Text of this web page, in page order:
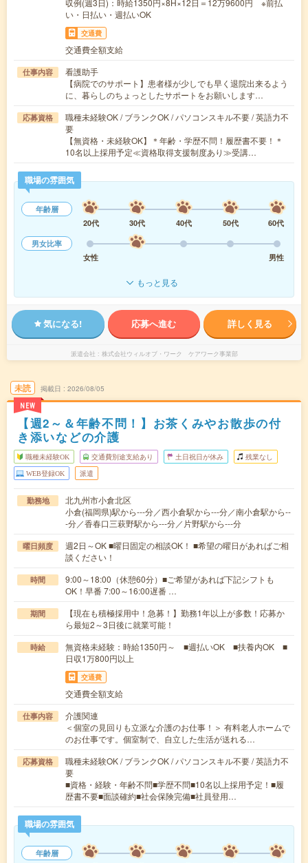
収例(週3日)：時給1350円×8H×12日＝12万9600円 ※前払
い・日払い・週払いOK
交通費
交通費全額支給
仕事内容
看護助手
【病院でのサポート】患者様が少しでも早く退院出来るよう
に、暮らしのちょっとしたサポートをお願いします…
応募資格
職種未経験OK / ブランクOK / パソコンスキル不要 / 英語力不
要
【無資格・未経験OK】＊年齢・学歴不問！履歴書不要！＊
10名以上採用予定≪資格取得支援制度あり≫受講…
職場の雰囲気
年齢層
20代
30代 40代 50代
60代
男女比率
女性
男性
もっと見る
気になる! 応募へ進む 詳しく見る
派遣会社 株式会社ウィルオブ・ワーク ケアワーク事業部
未読
NEW
掲載日 2026/08/05
【週2～＆年齢不問！】お茶くみやお散歩の付
き添いなどの介護
職種未経験OK 交通費別途支給あり 土日祝日が休み 残業なし
WEB登録OK 派遣
勤務地
北九州市小倉北区
小倉(福岡県)駅から---分／西小倉駅から---分／南小倉駅から--
-分／香春口三萩野駅から---分／片野駅から---分
曜日頻度
週2日～OK ■曜日固定の相談OK！ ■希望の曜日があればご相
談ください！
時間
9:00～18:00（休憩60分）■ご希望があれば下記シフトも
OK！早番 7:00～16:00遅番 …
期間
【現在も積極採用中！急募！】勤務1年以上が多数！応募か
ら最短2～3日後に就業可能！
時給
無資格未経験：時給1350円～ ■週払いOK ■扶養内OK ■
日収1万800円以上
交通費
交通費全額支給
仕事内容
介護関連
＜個室の見回りも立派な介護のお仕事！＞ 有料老人ホームで
のお仕事です。個室制で、自立した生活が送れる…
応募資格
職種未経験OK / ブランクOK / パソコンスキル不要 / 英語力不
要
■資格・経験・年齢不問■学歴不問■10名以上採用予定！■履
歴書不要■面談確約■社会保険完備■社員登用…
職場の雰囲気
年齢層